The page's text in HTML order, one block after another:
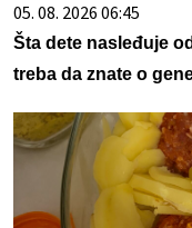
05. 08. 2026 06:45
Šta dete nasleđuje
treba da znate o